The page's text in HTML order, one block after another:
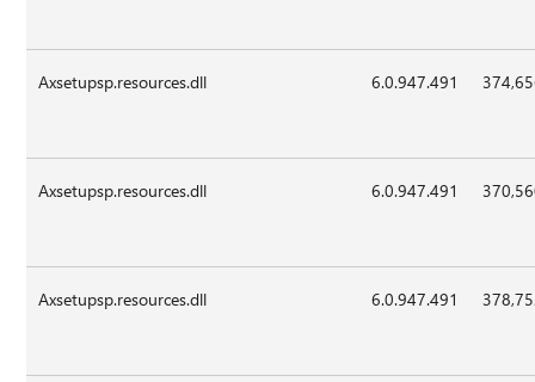
Axsetupsp.resources.dll 6.0.947.491
Axsetupsp.resources.dll 6.0.947.491
Axsetupsp.resources.dll 6.0.947.491